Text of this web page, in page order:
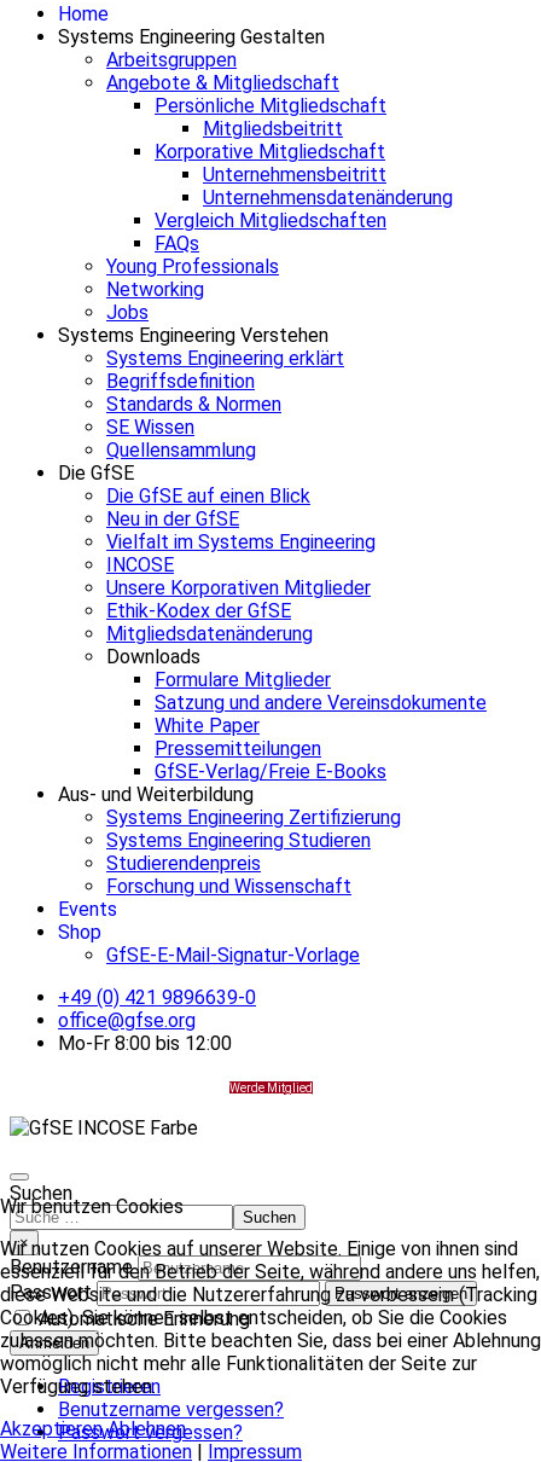
Home
Systems Engineering Gestalten
Arbeitsgruppen
Angebote & Mitgliedschaft
Persönliche Mitgliedschaft
Mitgliedsbeitritt
Korporative Mitgliedschaft
Unternehmensbeitritt
Unternehmensdatenänderung
Vergleich Mitgliedschaften
FAQs
Young Professionals
Networking
Jobs
Systems Engineering Verstehen
Systems Engineering erklärt
Begriffsdefinition
Standards & Normen
SE Wissen
Quellensammlung
Die GfSE
Die GfSE auf einen Blick
Neu in der GfSE
Vielfalt im Systems Engineering
INCOSE
Unsere Korporativen Mitglieder
Ethik-Kodex der GfSE
Mitgliedsdatenänderung
Downloads
Formulare Mitglieder
Satzung und andere Vereinsdokumente
White Paper
Pressemitteilungen
GfSE-Verlag/Freie E-Books
Aus- und Weiterbildung
Systems Engineering Zertifizierung
Systems Engineering Studieren
Studierendenpreis
Forschung und Wissenschaft
Events
Shop
GfSE-E-Mail-Signatur-Vorlage
+49 (0) 421 9896639-0
office@gfse.org
Mo-Fr 8:00 bis 12:00
Werde Mitglied
Wir benutzen Cookies
Wir nutzen Cookies auf unserer Website. Einige von ihnen sind
essenziell für den Betrieb der Seite, während andere uns helfen,
diese Website und die Nutzererfahrung zu verbessern (Tracking
Cookies). Sie können selbst entscheiden, ob Sie die Cookies
zulassen möchten. Bitte beachten Sie, dass bei einer Ablehnung
womöglich nicht mehr alle Funktionalitäten der Seite zur
Verfügung stehen.
Akzeptieren Ablehnen
Weitere Informationen | Impressum
Suchen
Suchen
×
Benutzername
Passwort
Passwort anzeigen
Automatische Erinnerung
Anmelden
Registrieren
Benutzername vergessen?
Passwort vergessen?